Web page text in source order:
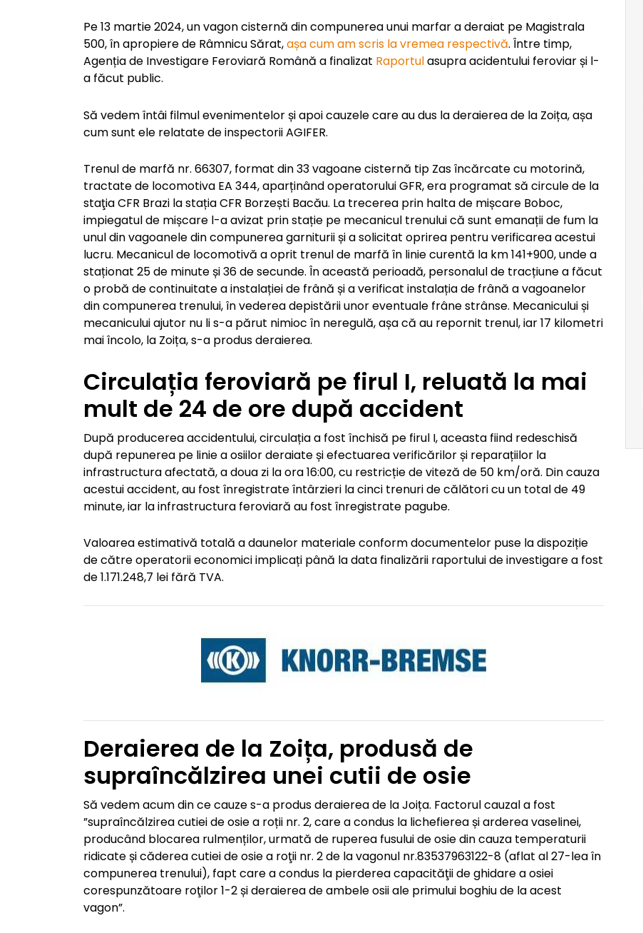
Pe 13 martie 2024, un vagon cisternă din compunerea unui marfar a deraiat pe Magistrala
500, în apropiere de Râmnicu Sărat,așa cum am scris la vremea respectivă. Între timp,
Agenția de Investigare Feroviară Română a finalizat Raportulasupra acidentului feroviar și l-
a făcut public.
Să vedem întâi filmul evenimentelor și apoi cauzele care au dus la deraierea de la Zoița, așa
cum sunt ele relatate de inspectorii AGIFER.
Trenul de marfă nr. 66307, format din 33 vagoane cisternă tip Zas încărcate cu motorină,
tractate de locomotiva EA 344, aparținând operatorului GFR, era programat să circule de la
staţia CFR Brazi la stația CFR Borzești Bacău. La trecerea prin halta de mișcare Boboc,
impiegatul de mișcare l-a avizat prin stație pe mecanicul trenului că sunt emanații de fum la
unul din vagoanele din compunerea garniturii și a solicitat oprirea pentru verificarea acestui
lucru. Mecanicul de locomotivă a oprit trenul de marfă în linie curentă la km 141+900, unde a
staționat 25 de minute și 36 de secunde. În această perioadă, personalul de tracțiune a făcut
o probă de continuitate a instalației de frână și a verificat instalația de frână a vagoanelor
din compunerea trenului, în vederea depistării unor eventuale frâne strânse. Mecanicului și
mecanicului ajutor nu li s-a părut nimioc în neregulă, așa că au repornit trenul, iar 17 kilometri
mai încolo, la Zoița, s-a produs deraierea.
Circulația feroviară pe firul I, reluată la mai
mult de 24 de ore după accident
După producerea accidentului, circulația a fost închisă pe firul I, aceasta fiind redeschisă
după repunerea pe linie a osiilor deraiate și efectuarea verificărilor și reparațiilor la
infrastructura afectată, a doua zi la ora 16:00, cu restricție de viteză de 50 km/oră. Din cauza
acestui accident, au fost înregistrate întârzieri la cinci trenuri de călători cu un total de 49
minute, iar la infrastructura feroviară au fost înregistrate pagube.
Valoarea estimativă totală a daunelor materiale conform documentelor puse la dispoziție
de către operatorii economici implicați până la data finalizării raportului de investigare a fost
de 1.171.248,7 lei fără TVA.
Deraierea de la Zoița, produsă de
supraîncălzirea unei cutii de osie
Să vedem acum din ce cauze s-a produs deraierea de la Joița. Factorul cauzal a fost
”supraîncălzirea cutiei de osie a roții nr. 2, care a condus la lichefierea și arderea vaselinei,
producând blocarea rulmenților, urmată de ruperea fusului de osie din cauza temperaturii
ridicate și căderea cutiei de osie a roţii nr. 2 de la vagonul nr.83537963122-8 (aflat al 27-lea în
compunerea trenului), fapt care a condus la pierderea capacităţii de ghidare a osiei
corespunzătoare roţilor 1-2 și deraierea de ambele osii ale primului boghiu de la acest
vagon”.